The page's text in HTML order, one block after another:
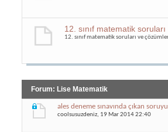
12. sınıf matematik soruları
12. sınıf matematik soruları ve
Forum: Lise Matematik
ales deneme sınavında çıkan
coolsusuzdeniz, 19 Mar 2014 22:40